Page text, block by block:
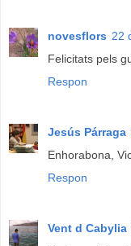
novesflors 22
Felicitats pels
Respon
Jesús Párraga
Enhorabona,
Respon
Vent d Cabylia